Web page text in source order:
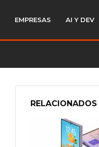
EMPRESAS AI Y DEV
RELACIONADOS